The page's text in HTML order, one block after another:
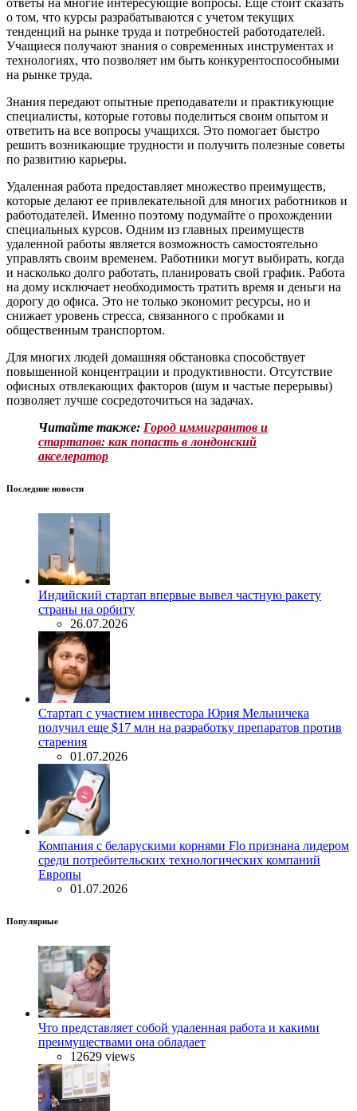
о том, что курсы разрабатываются с учетом текущих
тенденций на рынке труда и потребностей работодателей.
Учащиеся получают знания о современных инструментах и
технологиях, что позволяет им быть конкурентоспособными
на рынке труда.
Знания передают опытные преподаватели и практикующие
специалисты, которые готовы поделиться своим опытом и
ответить на все вопросы учащихся. Это помогает быстро
решить возникающие трудности и получить полезные советы
по развитию карьеры.
Удаленная работа предоставляет множество преимуществ,
которые делают ее привлекательной для многих работников и
работодателей. Именно поэтому подумайте о прохождении
специальных курсов. Одним из главных преимуществ
удаленной работы является возможность самостоятельно
управлять своим временем. Работники могут выбирать, когда
и насколько долго работать, планировать свой график. Работа
на дому исключает необходимость тратить время и деньги на
дорогу до офиса. Это не только экономит ресурсы, но и
снижает уровень стресса, связанного с пробками и
общественным транспортом.
Для многих людей домашняя обстановка способствует
повышенной концентрации и продуктивности. Отсутствие
офисных отвлекающих факторов (шум и частые перерывы)
позволяет лучше сосредоточиться на задачах.
Читайте также: Город иммигрантов и
стартапов: как попасть в лондонский
акселератор
Последние новости
Индийский стартап впервые вывел частную ракету
страны на орбиту
26.07.2026
Стартап с участием инвестора Юрия Мельничека
получил еще $17 млн на разработку препаратов против
старения
01.07.2026
Компания с беларускими корнями Flo признана лидером
среди потребительских технологических компаний
Европы
01.07.2026
Популярные
Что представляет собой удаленная работа и какими
преимуществами она обладает
12629 views